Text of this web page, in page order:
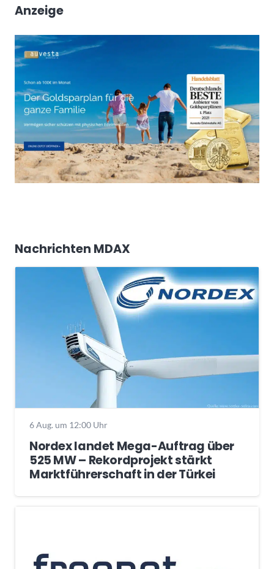
Anzeige
Nachrichten MDAX
6 Aug. um 12:00 Uhr
Nordex landet Mega-Auftrag über
525 MW – Rekordprojekt stärkt
Marktführerschaft in der Türkei